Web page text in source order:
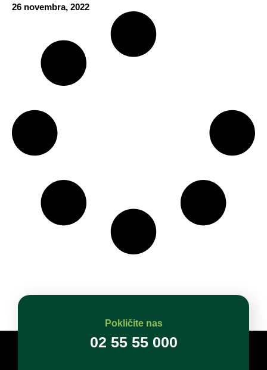
26 novembra, 2022
Pokličite nas
02 55 55 000